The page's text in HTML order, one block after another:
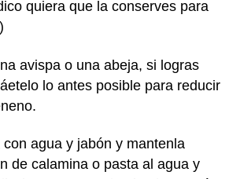
quiera que la conserves para
avispa o una abeja, si logras
lo antes posible para reducir
agua y jabón y mantenla
de calamina o pasta al agua y